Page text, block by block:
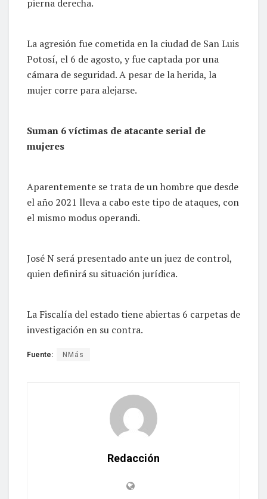
pierna derecha.
La agresión fue cometida en la ciudad de San Luis
Potosí, el 6 de agosto, y fue captada por una
cámara de seguridad. A pesar de la herida, la
mujer corre para alejarse.
Suman 6 víctimas de atacante serial de
mujeres
Aparentemente se trata de un hombre que desde
el año 2021 lleva a cabo este tipo de ataques, con
el mismo modus operandi.
José N será presentado ante un juez de control,
quien definirá su situación jurídica.
La Fiscalía del estado tiene abiertas 6 carpetas de
investigación en su contra.
Fuente: NMás
Redacción